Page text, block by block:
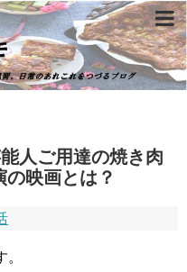
人ご用達の焼き肉
映画とは？